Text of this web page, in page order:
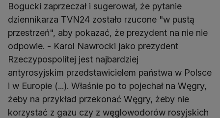
Bogucki zaprzeczał i sugerował, że pytanie
dziennikarza TVN24 zostało rzucone "w pustą
przestrzeń", aby pokazać, że prezydent na nie nie
odpowie. - Karol Nawrocki jako prezydent
Rzeczypospolitej jest najbardziej
antyrosyjskim przedstawicielem państwa w Polsce
i w Europie (...). Właśnie po to pojechał na Węgry,
żeby na przykład przekonać Węgry, żeby nie
korzystać z gazu czy z węglowodorów rosyjskich